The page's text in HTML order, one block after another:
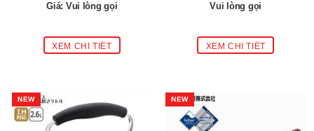
Giá: Vui lòng gọi Vui lòng gọi
NEW NEW